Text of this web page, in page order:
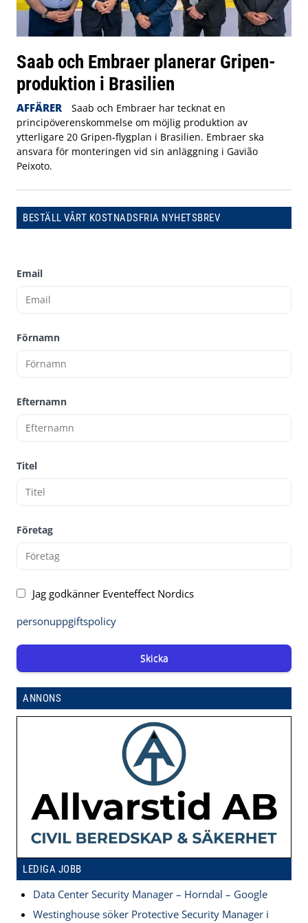
Saab och Embraer planerar Gripen-
produktion i Brasilien
AFFÄRER
Saab och Embraer har tecknat en
principöverenskommelse om möjlig produktion av
ytterligare 20 Gripen-flygplan i Brasilien. Embraer ska
ansvara för monteringen vid sin anläggning i Gavião
Peixoto.
BESTÄLL VÅRT KOSTNADSFRIA NYHETSBREV
Email
Förnamn
Efternamn
Titel
Företag
Jag godkänner Eventeffect Nordics
personuppgiftspolicy
Skicka
ANNONS
LEDIGA JOBB
Data Center Security Manager – Horndal – Google
Westinghouse söker Protective Security Manager i